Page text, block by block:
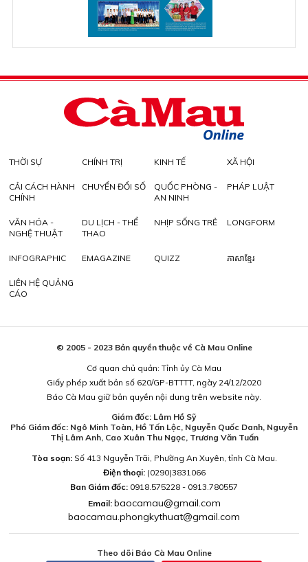
THỜI SỰ CHÍNH TRỊ KINH TẾ XÃ HỘI
CẢI CÁCH HÀNH
CHÍNH
CHUYỂN ĐỔI SỐ
QUỐC PHÒNG -
AN NINH
PHÁP LUẬT
VĂN HÓA -
NGHỆ THUẬT
DU LỊCH - THỂ
THAO
NHỊP SỐNG TRẺ LONGFORM
INFOGRAPHIC EMAGAZINE QUIZZ ភាសាខ្មែរ
LIÊN HỆ QUẢNG
CÁO
© 2005 - 2023 Bản quyền thuộc về Cà Mau Online
Cơ quan chủ quản: Tỉnh ủy Cà Mau
Giấy phép xuất bản số 620/GP-BTTTT, ngày 24/12/2020
Báo Cà Mau giữ bản quyền nội dung trên website này.
Giám đốc: Lâm Hồ Sỹ
Phó Giám đốc: Ngô Minh Toàn, Hồ Tấn Lộc, Nguyễn Quốc Danh, Nguyễn
Thị Lâm Anh, Cao Xuân Thu Ngọc, Trương Văn Tuấn
Tòa soạn:Số 413 Nguyễn Trãi, Phường An Xuyên, tỉnh Cà Mau.
Điện thoại: (0290)3831066
Ban Giám đốc: 0918.575228 - 0913.780557
Email: baocamau@gmail.com
baocamau.phongkythuat@gmail.com
Theo dõi Báo Cà Mau Online